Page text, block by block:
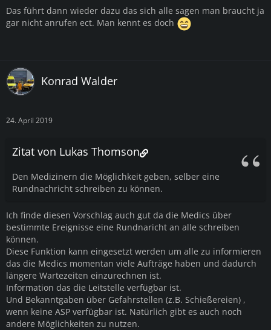
Das führt dann wieder dazu das sich alle sagen man braucht ja
gar nicht anrufen ect. Man kennt es doch
Konrad Walder
24. April 2019
Zitat von Lukas Thomson
Den Medizinern die Möglichkeit geben, selber eine
Rundnachricht schreiben zu können.
Ich finde diesen Vorschlag auch gut da die Medics über
bestimmte Ereignisse eine Rundnaricht an alle schreiben
können.
Diese Funktion kann eingesetzt werden um alle zu informieren
das die Medics momentan viele Aufträge haben und dadurch
längere Wartezeiten einzurechnen ist.
Information das die Leitstelle verfügbar ist.
Und Bekanntgaben über Gefahrstellen (z.B. Schießereien) ,
wenn keine ASP verfügbar ist. Natürlich gibt es auch noch
andere Möglichkeiten zu nutzen.